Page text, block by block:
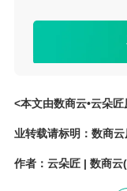
效智能的B2B电商生
<本文由数商云•云朵
业转载请标明：数商云
作者：云朵匠 | 数商云